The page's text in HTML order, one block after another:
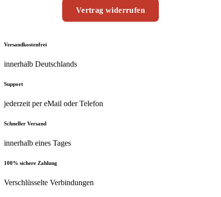
Vertrag widerrufen
Versandkostenfrei
innerhalb Deutschlands
Support
jederzeit per eMail oder Telefon
Schneller Versand
innerhalb eines Tages
100% sichere Zahlung
Verschlüsselte Verbindungen